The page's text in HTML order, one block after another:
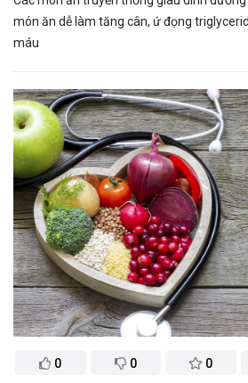
món ăn dễ làm tăng cân, ứ đọng
máu
0 0 0